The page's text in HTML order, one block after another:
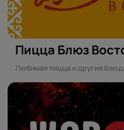
Пицца Блюз
Любимая пицца и другие